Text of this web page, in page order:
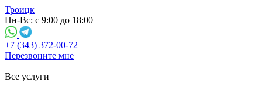
Троицк
Пн-Вс: с 9:00 до 18:00
+7 (343) 372-00-72
Перезвоните мне
Все услуги